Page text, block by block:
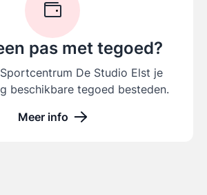
pas met tegoed?
De Studio Elst je
beschikbare tegoed besteden.
Meer info